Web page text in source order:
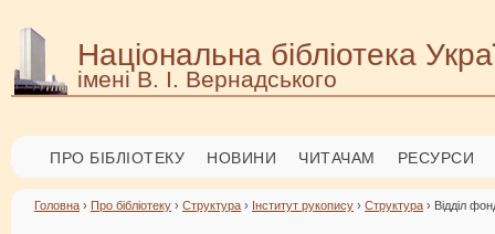
Національна бібліотека
імені В. І. Вернадського
ПРО БІБЛІОТЕКУ НОВИНИ ЧИТАЧАМ РЕСУРСИ
Головна › Про бібліотеку › Структура › Інститут рукопису › Структура › Відділ